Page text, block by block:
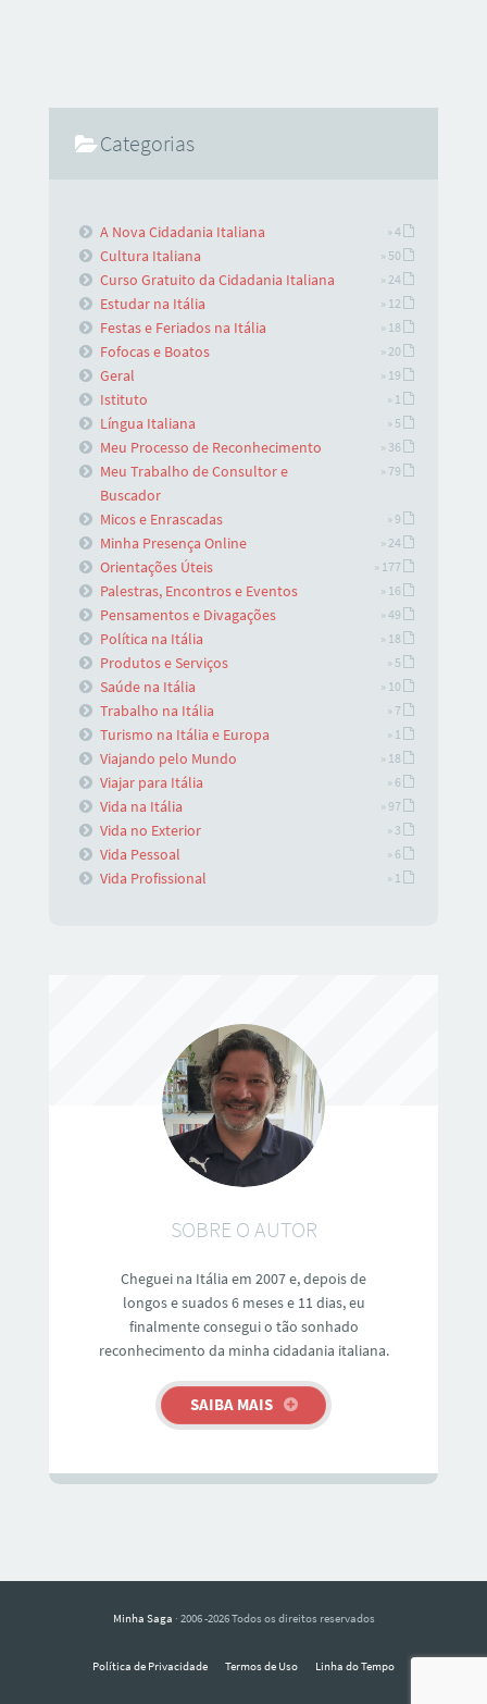
Categorias
A Nova Cidadania Italiana » 4
Cultura Italiana » 50
Curso Gratuito da Cidadania Italiana » 24
Estudar na Itália » 12
Festas e Feriados na Itália » 18
Fofocas e Boatos » 20
Geral » 19
Istituto » 1
Língua Italiana » 5
Meu Processo de Reconhecimento » 36
Meu Trabalho de Consultor e
Buscador
» 79
Micos e Enrascadas » 9
Minha Presença Online » 24
Orientações Úteis » 177
Palestras, Encontros e Eventos » 16
Pensamentos e Divagações » 49
Política na Itália » 18
Produtos e Serviços » 5
Saúde na Itália » 10
Trabalho na Itália » 7
Turismo na Itália e Europa » 1
Viajando pelo Mundo » 18
Viajar para Itália » 6
Vida na Itália » 97
Vida no Exterior » 3
Vida Pessoal » 6
Vida Profissional » 1
SOBRE O AUTOR
Cheguei na Itália em 2007 e, depois de
longos e suados 6 meses e 11 dias, eu
finalmente consegui o tão sonhado
reconhecimento da minha cidadania italiana.
SAIBA MAIS
Minha Saga · 2006 -2026 Todos os direitos reservados
Política de Privacidade Termos de Uso Linha do Tempo